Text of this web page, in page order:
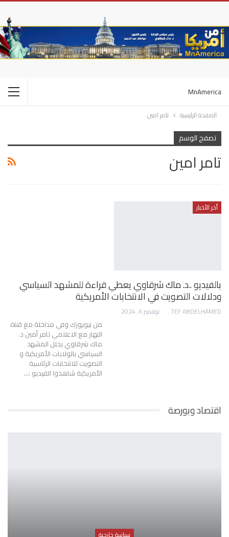
MnAmerica
الصفحة الرئيسية تامر امين
تصفح الوسم
تامر امين
أخر الأخبار
بالفيديو ..د. ماك شرقاوي يعطي قراءة للمشهد السياسي
ودلالات التصويت في الانتخابات الأمريكية
AWATEF ABDELHAMED نوفمبر 6, 2024
من نيويورك وفي مداخلة مع قناة
النهار مع الاعلامي تامر أمين د.
ماك شرقاوي يحلل المشهد
السياسي بالولايات الأمريكية و
التصويت للانتخابات الرئاسية
الأمريكية شاهدوا الفيديو :…
اقتصاد وبورصة
سياسة خارجية